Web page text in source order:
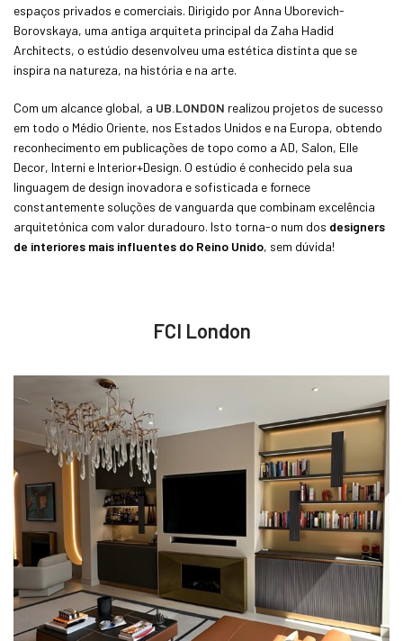
espaços privados e comerciais. Dirigido por Anna Uborevich-
Borovskaya, uma antiga arquiteta principal da Zaha Hadid
Architects, o estúdio desenvolveu uma estética distinta que se
inspira na natureza, na história e na arte.
Com um alcance global, a UB.LONDON realizou projetos de sucesso
em todo o Médio Oriente, nos Estados Unidos e na Europa, obtendo
reconhecimento em publicações de topo como a AD, Salon, Elle
Decor, Interni e Interior+Design. O estúdio é conhecido pela sua
linguagem de design inovadora e sofisticada e fornece
constantemente soluções de vanguarda que combinam excelência
arquitetónica com valor duradouro. Isto torna-o num dos designers
de interiores mais influentes do Reino Unido, sem dúvida!
FCI London